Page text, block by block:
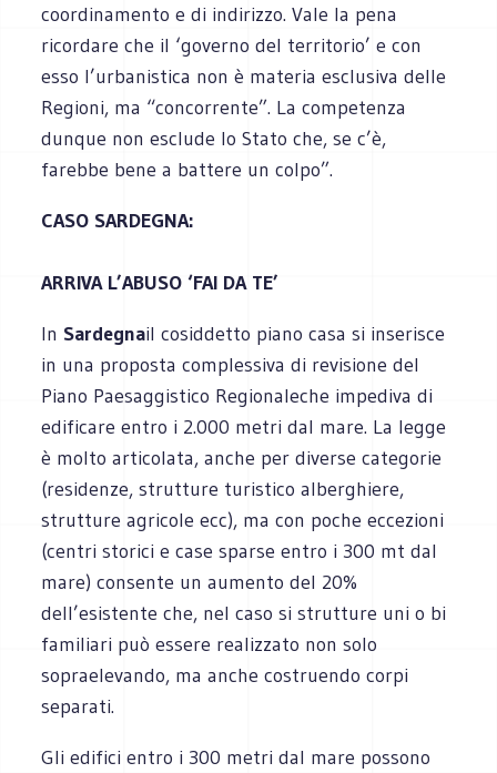
coordinamento e di indirizzo. Vale la pena
ricordare che il ‘governo del territorio’ e con
esso l’urbanistica non è materia esclusiva delle
Regioni, ma “concorrente”. La competenza
dunque non esclude lo Stato che, se c’è,
farebbe bene a battere un colpo”.
CASO SARDEGNA:
ARRIVA L’ABUSO ‘FAI DA TE’
In Sardegnail cosiddetto piano casa si inserisce
in una proposta complessiva di revisione del
Piano Paesaggistico Regionaleche impediva di
edificare entro i 2.000 metri dal mare. La legge
è molto articolata, anche per diverse categorie
(residenze, strutture turistico alberghiere,
strutture agricole ecc), ma con poche eccezioni
(centri storici e case sparse entro i 300 mt dal
mare) consente un aumento del 20%
dell’esistente che, nel caso si strutture uni o bi
familiari può essere realizzato non solo
sopraelevando, ma anche costruendo corpi
separati.
Gli edifici entro i 300 metri dal mare possono